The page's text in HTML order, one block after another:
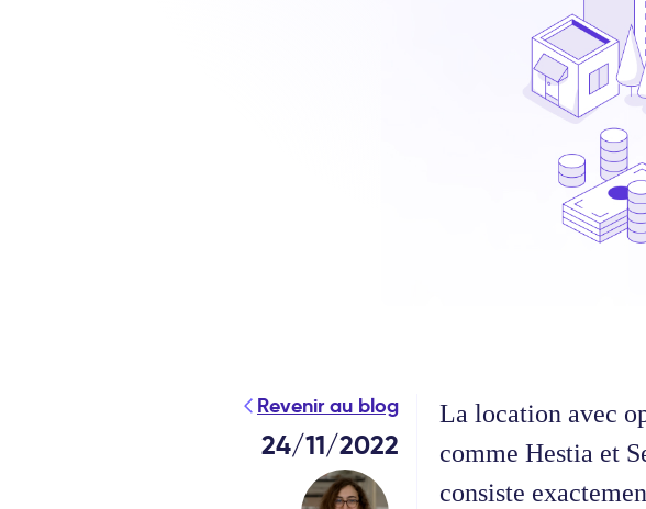
Revenir au blog
24/11/2022
La location avec
comme Hestia et
consiste